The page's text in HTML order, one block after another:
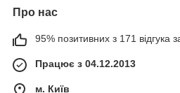
Про нас
95% позитивних з 171 відгука
Працює з 04.12.2013
м. Київ